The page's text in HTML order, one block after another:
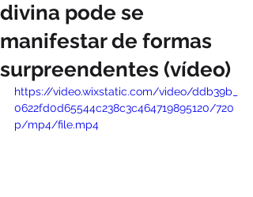
divina pode se
manifestar de formas
surpreendentes (vídeo)
https://video.wixstatic.com/video/ddb39b_
0622fd0d65544c238c3c464719895120/720
p/mp4/file.mp4